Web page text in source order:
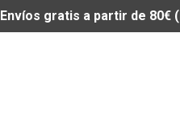
Envíos gratis a partir de 80€